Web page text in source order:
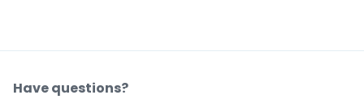
Have questions?